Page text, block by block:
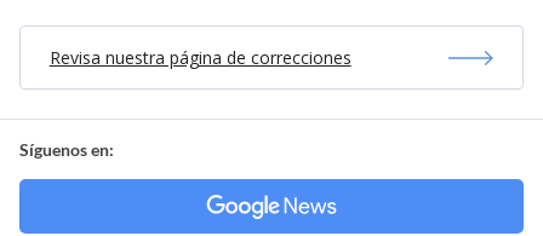
Revisa nuestra página de correcciones
Síguenos en: